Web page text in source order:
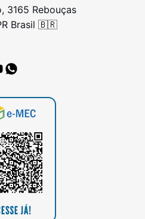
3165 Rebouças
Brasil 🇧🇷